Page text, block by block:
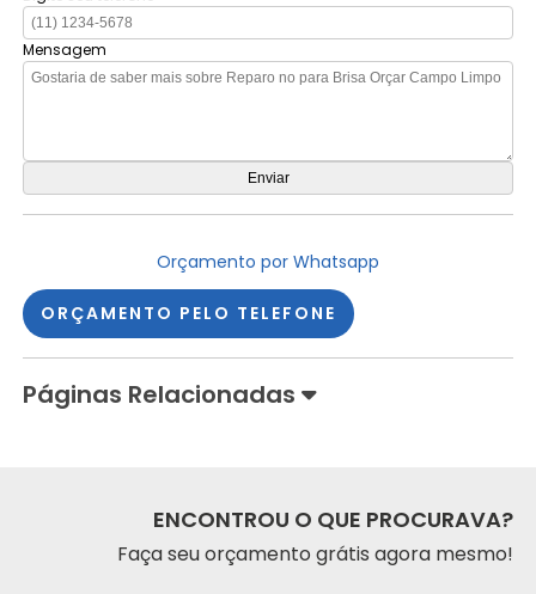
Mensagem
Orçamento por Whatsapp
ORÇAMENTO PELO TELEFONE
Páginas Relacionadas
ENCONTROU O QUE PROCURAVA?
Faça seu orçamento grátis agora mesmo!